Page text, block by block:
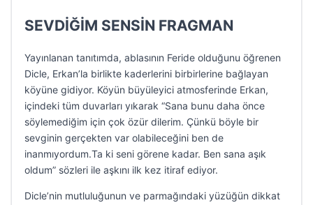
SEVDİĞİM SENSİN FRAGMAN
Yayınlanan tanıtımda, ablasının Feride olduğunu öğrenen
Dicle, Erkan’la birlikte kaderlerini birbirlerine bağlayan
köyüne gidiyor. Köyün büyüleyici atmosferinde Erkan,
içindeki tüm duvarları yıkarak “Sana bunu daha önce
söylemediğim için çok özür dilerim. Çünkü böyle bir
sevginin gerçekten var olabileceğini ben de
inanmıyordum.Ta ki seni görene kadar. Ben sana aşık
oldum” sözleri ile aşkını ilk kez itiraf ediyor.
Dicle’nin mutluluğunun ve parmağındaki yüzüğün dikkat